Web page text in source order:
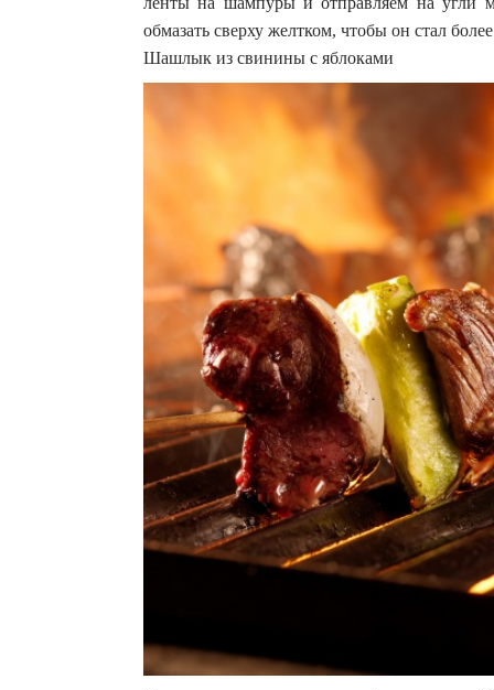
обмазать сверху желтком, чтобы он стал
Шашлык из свинины с яблоками